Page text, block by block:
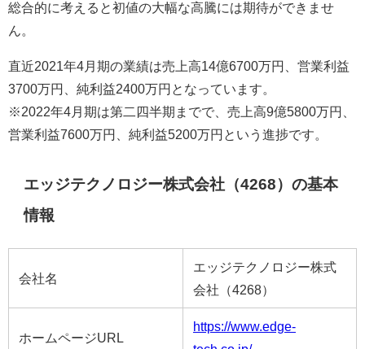
総合的に考えると初値の大幅な高騰には期待ができませ
ん。
直近2021年4月期の業績は売上高14億6700万円、営業利益
3700万円、純利益2400万円となっています。
※2022年4月期は第二四半期までで、売上高9億5800万円、
営業利益7600万円、純利益5200万円という進捗です。
エッジテクノロジー株式会社（4268）の基本
情報
会社名
エッジテクノロジー株式
会社（4268）
ホームページURL
https://www.edge-